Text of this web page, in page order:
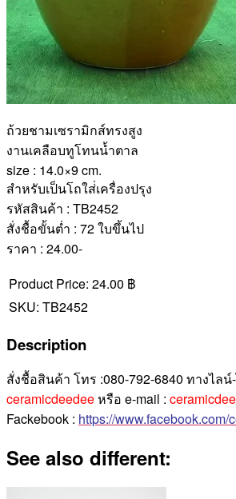
ถ้วยชามเซรามิกส์ทรงสูง
งานเคลือบทูโทนน้ำตาล
size : 14.0×9 cm.
สำหรับเป็นโถใส่่เครื่องปรุง
รหัสสินค้า : TB2452
สั่งชื้อขั้นต่ำ : 72 ใบขึ้นไป
ราคา : 24.00-
Product Price: 24.00 ฿
SKU: TB2452
Description
สั่งชื้อสินค้า โทร :080-792-6840 ทางไลน์
ceramicdeedeeหรือ e-mail :
Fackebook : https://www.facebook.com/
See also different: